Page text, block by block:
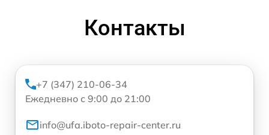
Контакты
+7 (347) 210-06-34
Ежедневно с 9:00 до 21:00
info@ufa.iboto-repair-center.ru